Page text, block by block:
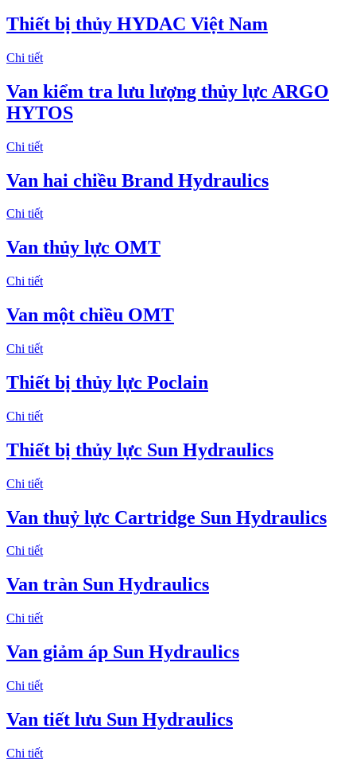
Thiết bị thủy HYDAC Việt Nam
Chi tiết
Van kiểm tra lưu lượng thủy lực ARGO
HYTOS
Chi tiết
Van hai chiều Brand Hydraulics
Chi tiết
Van thủy lực OMT
Chi tiết
Van một chiều OMT
Chi tiết
Thiết bị thủy lực Poclain
Chi tiết
Thiết bị thủy lực Sun Hydraulics
Chi tiết
Van thuỷ lực Cartridge Sun Hydraulics
Chi tiết
Van tràn Sun Hydraulics
Chi tiết
Van giảm áp Sun Hydraulics
Chi tiết
Van tiết lưu Sun Hydraulics
Chi tiết